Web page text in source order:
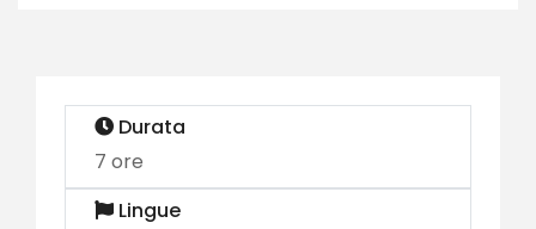
Durata
7 ore
Lingue